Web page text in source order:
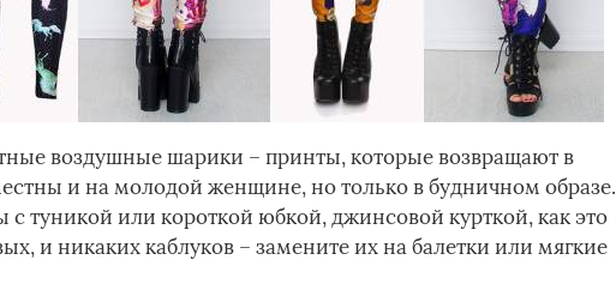
воздушные шарики – принты, которые возвращают в
и на молодой женщине, но только в будничном образе.
с туникой или короткой юбкой, джинсовой курткой, как это
и никаких каблуков – замените их на балетки или мягкие